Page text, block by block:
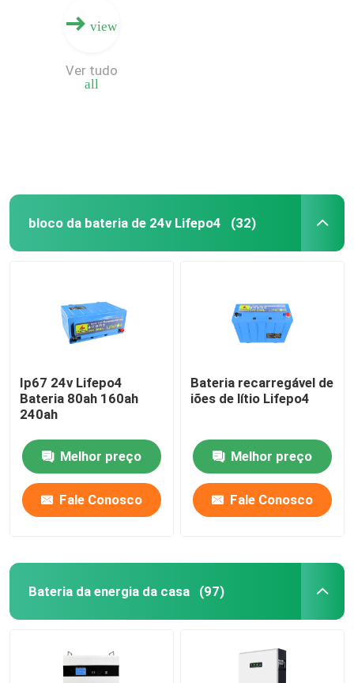
Produtos
Show de RV
Controle de Qualidade
Fale Conosco
view
all
Ver tudo
bloco da bateria de 24v Lifepo4 (32)
Ip67 24v Lifepo4
Bateria 80ah 160ah
240ah
Melhor preço
Fale Conosco
Bateria recarregável de
iões de lítio Lifepo4
Melhor preço
Fale Conosco
Bateria da energia da casa (97)